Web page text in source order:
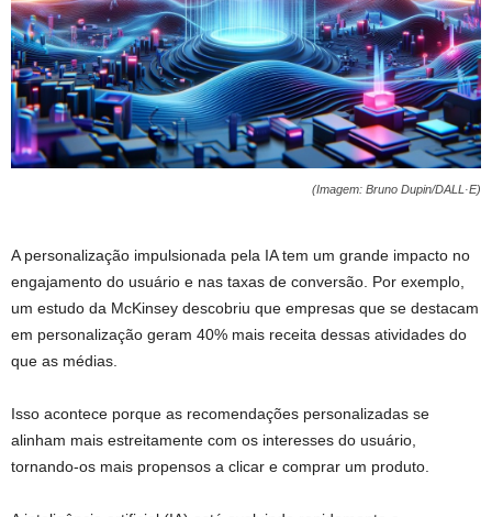
(Imagem: Bruno Dupin/DALL·E)
A personalização impulsionada pela IA tem um grande impacto no
engajamento do usuário e nas taxas de conversão. Por exemplo,
um estudo da McKinsey descobriu que empresas que se destacam
em personalização geram 40% mais receita dessas atividades do
que as médias.
Isso acontece porque as recomendações personalizadas se
alinham mais estreitamente com os interesses do usuário,
tornando-os mais propensos a clicar e comprar um produto.